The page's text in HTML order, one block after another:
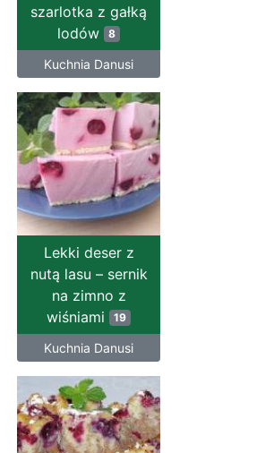
szarlotka z gałką
lodów 8
Kuchnia Danusi
Lekki deser z
nutą lasu – sernik
na zimno z
wiśniami 19
Kuchnia Danusi